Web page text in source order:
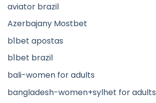
aviator brazil
Azerbajany Mostbet
b1bet apostas
b1bet brazil
bali-women for adults
bangladesh-women+sylhet for adults